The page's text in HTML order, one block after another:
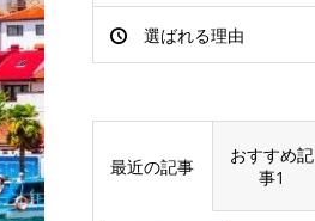
選ばれる理由
最近の記事
おすすめ記
事1